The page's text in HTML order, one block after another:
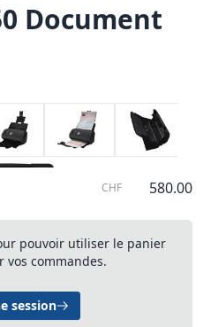
Document
CHF 580.00
pouvoir utiliser le panier
vos commandes.
session